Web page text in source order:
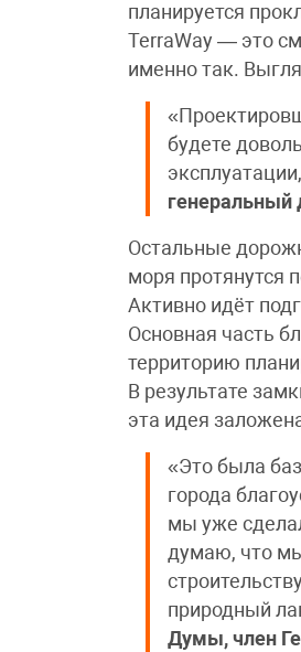
планируется
TerraWay — это
именно так.
будете
генеральный
Остальные
моря протянутся
Активно идёт
Основная часть
территорию
В результате
эта идея
«Это была
города
мы уже
думаю, что
природный
Думы, член